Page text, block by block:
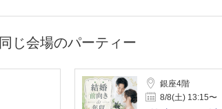
同じ会場のパーティー
銀座4階
8/8(土) 13:15〜